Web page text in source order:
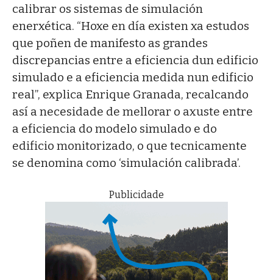
calibrar os sistemas de simulación
enerxética. “Hoxe en día existen xa estudos
que poñen de manifesto as grandes
discrepancias entre a eficiencia dun edificio
simulado e a eficiencia medida nun edificio
real”, explica Enrique Granada, recalcando
así a necesidade de mellorar o axuste entre
a eficiencia do modelo simulado e do
edificio monitorizado, o que tecnicamente
se denomina como ‘simulación calibrada’.
Publicidade